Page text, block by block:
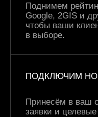
Поднимем
Google, 2GIS и
чтобы ваши
в выборе.
ПОДКЛЮЧИМ
Принесём в ваш
заявки и